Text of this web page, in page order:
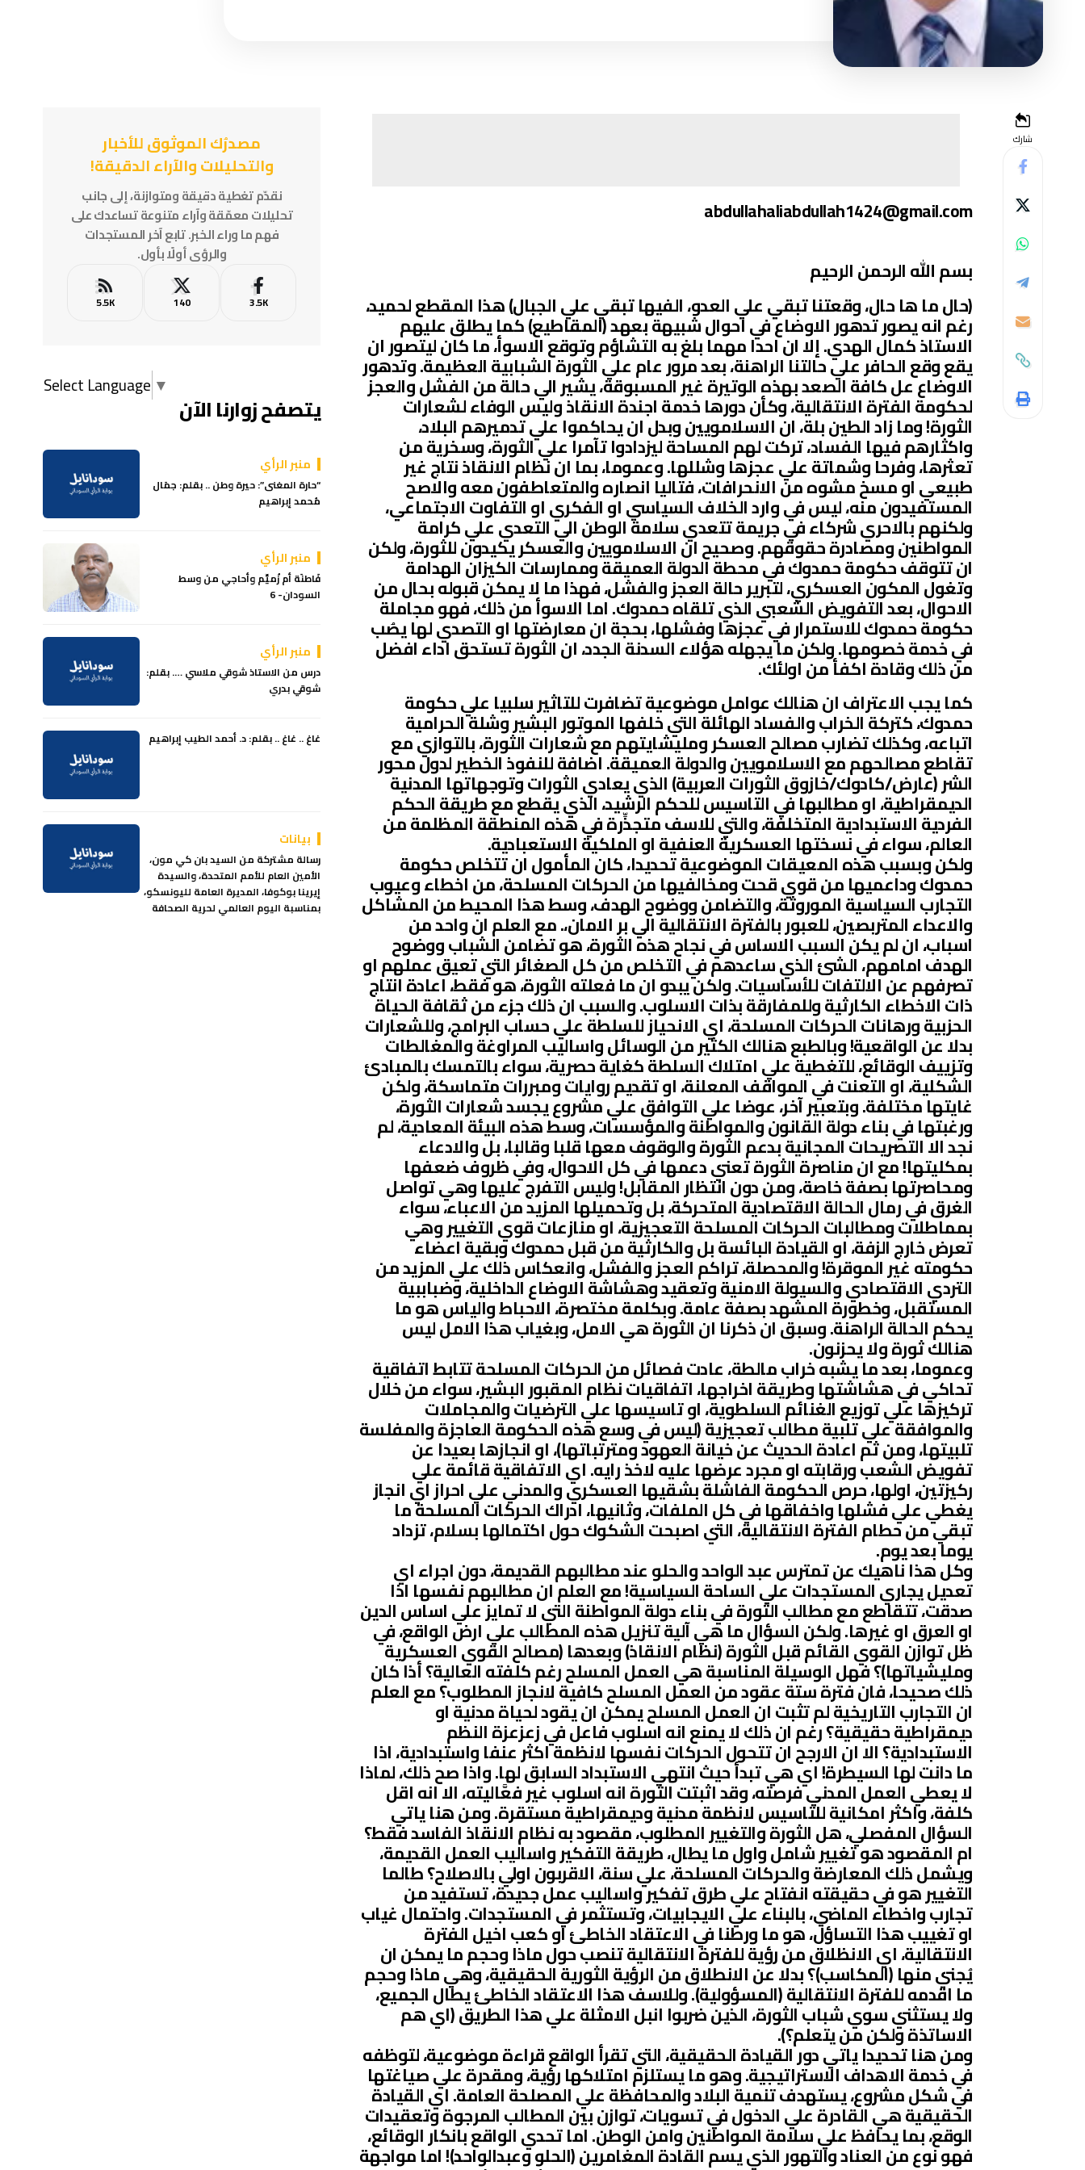
شارك
abdullahaliabdullah1424@gmail.com
بسم الله الرحمن الرحيم
(حال ما ها حال، وقعتنا تبقي علي العدو، الفيها تبقي علي الجبال) هذا المقطع لحميد،
رغم انه يصور تدهور الاوضاع في احوال شبيهة بعهد (المقاطيع) كما يطلق عليهم
الاستاذ كمال الهدي. إلا ان احدا مهما بلغ به التشاؤم وتوقع الاسوأ، ما كان ليتصور ان
يقع وقع الحافر علي حالتنا الراهنة، بعد مرور عام علي الثورة الشبابية العظيمة. وتدهور
الاوضاع عل كافة الصعد بهذه الوتيرة غير المسبوقة، يشير الي حالة من الفشل والعجز
لحكومة الفترة الانتقالية، وكأن دورها خدمة اجندة الانقاذ وليس الوفاء لشعارات
الثورة! وما زاد الطين بلة، ان الاسلامويين وبدل ان يحاكموا علي تدميرهم البلاد،
واكثارهم فيها الفساد، تركت لهم المساحة ليزدادوا تآمرا علي الثورة، وسخرية من
تعثرها، وفرحا وشماتة علي عجزها وشللها. وعموما، بما ان نظام الانقاذ نتاج غير
طبيعي او مسخ مشوه من الانحرافات، فتاليا انصاره والمتعاطفون معه والاصح
المستفيدون منه، ليس في وارد الخلاف السياسي او الفكري او التفاوت الاجتماعي،
ولكنهم بالاحري شركاء في جريمة تتعدي سلامة الوطن الي التعدي علي كرامة
المواطنين ومصادرة حقوقهم. وصحيح ان الاسلامويين والعسكر يكيدون للثورة، ولكن
ان تتوقف حكومة حمدوك في محطة الدولة العميقة وممارسات الكيزان الهدامة
وتغول المكون العسكري، لتبرير حالة العجز والفشل، فهذا ما لا يمكن قبوله بحال من
الاحوال، بعد التفويض الشعبي الذي تلقاه حمدوك. اما الاسوأ من ذلك، فهو مجاملة
حكومة حمدوك للاستمرار في عجزها وفشلها، بحجة ان معارضتها او التصدي لها يصُب
في خدمة خصومها. ولكن ما يجهله هؤلاء السدنة الجدد، ان الثورة تستحق اداء افضل
من ذلك وقادة اكفأ من اولئك.
كما يجب الاعتراف ان هنالك عوامل موضوعية تضافرت للتاثير سلبيا علي حكومة
حمدوك، كتركة الخراب والفساد الهائلة التي خلفها الموتور البشير وشلة الحرامية
اتباعه، وكذلك تضارب مصالح العسكر ومليشايتهم مع شعارات الثورة، بالتوازي مع
تقاطع مصالحهم مع الاسلامويين والدولة العميقة. اضافة للنفوذ الخطير لدول محور
الشر (عارض/كادوك/خازوق الثورات العربية) الذي يعادي الثورات وتوجهاتها المدنية
الديمقراطية، او مطالبها في التاسيس للحكم الرشيد، الذي يقطع مع طريقة الحكم
الفردية الاستبدادية المتخلفة، والتي للاسف متجذِّرة في هذه المنطقة المظلمة من
العالم، سواء في نسختها العسكرية العنفية او الملكية الاستعبادية.
ولكن وبسبب هذه المعيقات الموضوعية تحديدا، كان المأمول ان تتخلص حكومة
حمدوك وداعميها من قوي قحت ومخالفيها من الحركات المسلحة، من اخطاء وعيوب
التجارب السياسية الموروثة، والتضامن ووضوح الهدف، وسط هذا المحيط من المشاكل
والاعداء المتربصين، للعبور بالفترة الانتقالية الي بر الامان،. مع العلم ان واحد من
اسباب، ان لم يكن السبب الاساس في نجاح هذه الثورة، هو تضامن الشباب ووضوح
الهدف امامهم، الشئ الذي ساعدهم في التخلص من كل الصغائر التي تعيق عملهم او
تصرفهم عن الالتفات للأساسيات. ولكن يبدو ان ما فعلته الثورة، هو فقط، اعادة انتاج
ذات الاخطاء الكارثية وللمفارقة بذات الاسلوب. والسبب ان ذلك جزء من ثقافة الحياة
الحزبية ورهانات الحركات المسلحة، اي الانحياز للسلطة علي حساب البرامج، وللشعارات
بدلا عن الواقعية! وبالطبع هنالك الكثير من الوسائل واساليب المراوغة والمغالطات
وتزييف الوقائع، للتغطية علي امتلاك السلطة كغاية حصرية، سواء بالتمسك بالمبادئ
الشكلية، او التعنت في المواقف المعلنة، او تقديم روايات ومبررات متماسكة، ولكن
غايتها مختلفة. وبتعبير آخر، عوضا علي التوافق علي مشروع يجسد شعارات الثورة،
ورغبتها في بناء دولة القانون والمواطنة والمؤسسات، وسط هذه البيئة المعادية، لم
نجد الا التصريحات المجانية بدعم الثورة والوقوف معها قلبا وقالبا، بل والادعاء
بمكليتها! مع ان مناصرة الثورة تعني دعمها في كل الاحوال، وفي ظروف ضعفها
ومحاصرتها بصفة خاصة، ومن دون انتظار المقابل! وليس التفرج عليها وهي تواصل
الغرق في رمال الحالة الاقتصادية المتحركة، بل وتحميلها المزيد من الاعباء، سواء
بمماطلات ومطالبات الحركات المسلحة التعجيزية، او منازعات قوي التغيير وهي
تعرض خارج الزفة، او القيادة البائسة بل والكارثية من قبل حمدوك وبقية اعضاء
حكومته غير الموقرة! والمحصلة، تراكم العجز والفشل، وانعكاس ذلك علي المزيد من
التردي الاقتصادي والسيولة الامنية وتعقيد وهشاشة الاوضاع الداخلية، وضباببية
المستقبل، وخطورة المشهد بصفة عامة. وبكلمة مختصرة، الاحباط والياس هو ما
يحكم الحالة الراهنة. وسبق ان ذكرنا ان الثورة هي الامل، وبغياب هذا الامل ليس
هنالك ثورة ولا يحزنون.
وعموما، بعد ما يشبه خراب مالطة، عادت فصائل من الحركات المسلحة تتابط اتفاقية
تحاكي في هشاشتها وطريقة اخراجها، اتفاقيات نظام المقبور البشير، سواء من خلال
تركيزها علي توزيع الغنائم السلطوية، او تاسيسها علي الترضيات والمجاملات
والموافقة علي تلبية مطالب تعجيزية (ليس في وسع هذه الحكومة العاجزة والمفلسة
تلبيتها، ومن ثم اعادة الحديث عن خيانة العهود ومترتباتها)، او انجازها بعيدا عن
تفويض الشعب ورقابته او مجرد عرضها عليه لاخذ رايه. اي الاتفاقية قائمة علي
ركيزتين، اولها، حرص الحكومة الفاشلة بشقيها العسكري والمدني علي احراز اي انجاز
يغطي علي فشلها واخفاقها في كل الملفات، وثانيها، ادراك الحركات المسلحة ما
تبقي من حطام الفترة الانتقالية، التي اصبحت الشكوك حول اكتمالها بسلام، تزداد
يوما بعد يوم.
وكل هذا ناهيك عن تمترس عبد الواحد والحلو عند مطالبهم القديمة، دون اجراء اي
تعديل يجاري المستجدات علي الساحة السياسية! مع العلم ان مطالبهم نفسها اذا
صدقت، تتقاطع مع مطالب الثورة في بناء دولة المواطنة التي لا تمايز علي اساس الدين
او العرق او غيرها. ولكن السؤال ما هي آلية تنزيل هذه المطالب علي ارض الواقع، في
ظل توازن القوي القائم قبل الثورة (نظام الانقاذ) وبعدها (مصالح القوي العسكرية
ومليشياتها)؟ فهل الوسيلة المناسبة هي العمل المسلح رغم كلفته العالية؟ أذا كان
ذلك صحيحا، فان فترة ستة عقود من العمل المسلح كافية لانجاز المطلوب؟ مع العلم
ان التجارب التاريخية لم تثبت ان العمل المسلح يمكن ان يقود لحياة مدنية او
ديمقراطية حقيقية؟ رغم ان ذلك لا يمنع انه اسلوب فاعل في زعزعزة النظم
الاستبدادية؟ الا ان الارجح ان تتحول الحركات نفسها لانظمة اكثر عنفا واستبدادية، اذا
ما دانت لها السيطرة! اي هي تبدأ حيث انتهي الاستبداد السابق لها. واذا صح ذلك، لماذا
لا يعطي العمل المدني فرصته، وقد اثبتت الثورة انه اسلوب غير فعَّاليته، الا انه اقل
كلفة، واكثر امكانية للتاسيس لانظمة مدنية وديمقراطية مستقرة. ومن هنا ياتي
السؤال المفصلي، هل الثورة والتغيير المطلوب، مقصود به نظام الانقاذ الفاسد فقط؟
ام المقصود هو تغيير شامل واول ما يطال، طريقة التفكير واساليب العمل القديمة،
ويشمل ذلك المعارضة والحركات المسلحة، علي سنة، الاقربون اولي بالاصلاح؟ طالما
التغيير هو في حقيقته انفتاح علي طرق تفكير واساليب عمل جديدة، تستفيد من
تجارب واخطاء الماضي، بالبناء علي الايجابيات، وتستثمر في المستجدات. واحتمال غياب
او تغييب هذا التساؤل، هو ما ورطنا في الاعتقاد الخاطئ او كعب اخيل الفترة
الانتقالية، اي الانظلاق من رؤية للفترة الانتقالية تنصب حول ماذا وحجم ما يمكن ان
يُجني منها (المكاسب)؟ بدلا عن الانطلاق من الرؤية الثورية الحقيقية، وهي ماذا وحجم
ما اقدمه للفترة الانتقالية (المسؤولية). وللاسف هذا الاعتقاد الخاطئ يطال الجميع،
ولا يستثني سوي شباب الثورة، الذين ضربوا انبل الامثلة علي هذا الطريق (اي هم
الاساتذة ولكن من يتعلم؟).
ومن هنا تحديدا ياتي دور القيادة الحقيقية، التي تقرأ الواقع قراءة موضوعية، لتوظفه
في خدمة الاهداف الاستراتيجية. وهو ما يستلزم امتلاكها رؤية، ومقدرة علي صياغتها
في شكل مشروع، يستهدف تنمية البلاد والمحافظة علي المصلحة العامة. اي القيادة
الحقيقية هي القادرة علي الدخول في تسويات، توازن بين المطالب المرجوة وتعقيدات
الوقع، بما يحافظ علي سلامة المواطنين وامن الوطن. اما تحدي الواقع بانكار الوقائع،
فهو نوع من العناد والتهور الذي يسم القادة المغامرين (الحلو وعبدالواحد)! اما مواجهة
مصدرُك الموثوق للأخبار
والتحليلات والآراء الدقيقة!
نقدّم تغطية دقيقة ومتوازنة، إلى جانب
تحليلات معمّقة وآراء متنوعة تساعدك على
فهم ما وراء الخبر. تابع آخر المستجدات
والرؤى أولًا بأول.
3.5K
140
5.5K
Select Language ▼
يتصفح زوارنا الآن
منبر الرأي
“حارة المغنى”: حيرة وطن .. بقلم: جمَال
مُحمد إبراهيم
منبر الرأي
فَاطنَة أم زُميِّم وأحاجي من وسط
السودان- 6
منبر الرأي
درس من الاستاذ شوقي ملاسي …. بقلم:
شوقي بدري
غاغ .. غاغ .. بقلم: د. أحمد الطيب إبراهيم
بيانات
رسالة مشتركة من السيد بان كي مون،
الأمين العام للأمم المتحدة، والسيدة
إيرينا بوكوفا، المديرة العامة لليونسكو،
بمناسبة اليوم العالمي لحرية الصحافة